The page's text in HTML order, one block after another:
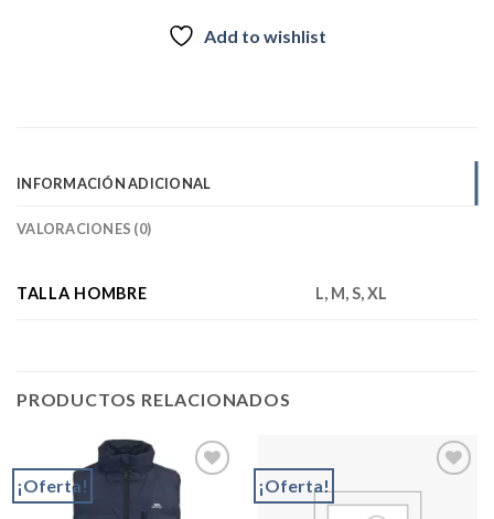
Add to wishlist
INFORMACIÓN ADICIONAL
VALORACIONES (0)
TALLA HOMBRE L, M, S, XL
PRODUCTOS RELACIONADOS
¡Oferta! ¡Oferta!